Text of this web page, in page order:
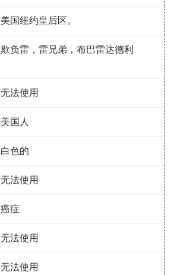
美国纽约皇后区。
欺负雷，雷兄弟，布巴雷达德利
无法使用
美国人
白色的
无法使用
癌症
无法使用
无法使用